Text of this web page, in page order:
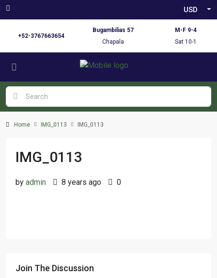
USD
+52-3767663654
Bugambilias 57
Chapala
M-F 9-4
Sat 10-1
Home IMG_0113 IMG_0113
IMG_0113
by admin 8 years ago 0
Join The Discussion